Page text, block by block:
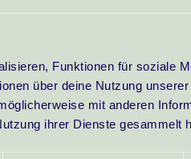
Funktionen für soziale
über deine Nutzung
mit anderen
ihrer Dienste gesammelt
Klumpen Ton.